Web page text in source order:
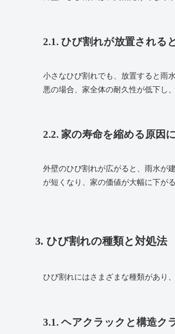
2.1. ひび割れが放置される
小さなひび割れでも、放置すると雨
悪の場合、家全体の耐久性が低下し
2.2. 家の寿命を縮める原因に
外壁のひび割れが広がると、雨水が
が短くなり、家の価値が大幅に下が
3. ひび割れの種類と対処法
ひび割れにはさまざまな種類があり
3.1. ヘアクラックと構造ク